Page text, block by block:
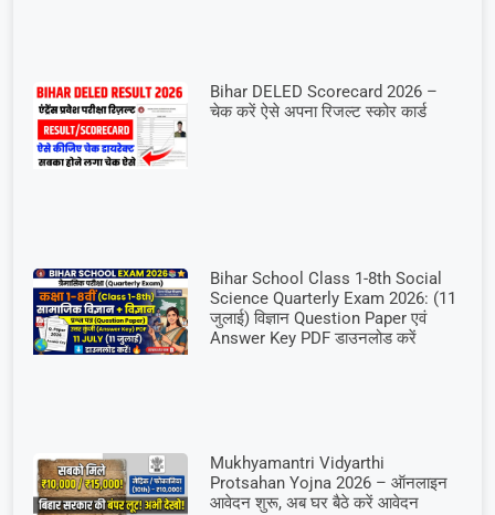
Bihar DELED Scorecard 2026 –
चेक करें ऐसे अपना रिजल्ट स्कोर कार्ड
Bihar School Class 1-8th Social
Science Quarterly Exam 2026: (11
जुलाई) विज्ञान Question Paper एवं
Answer Key PDF डाउनलोड करें
Mukhyamantri Vidyarthi
Protsahan Yojna 2026 – ऑनलाइन
आवेदन शुरू, अब घर बैठे करें आवेदन